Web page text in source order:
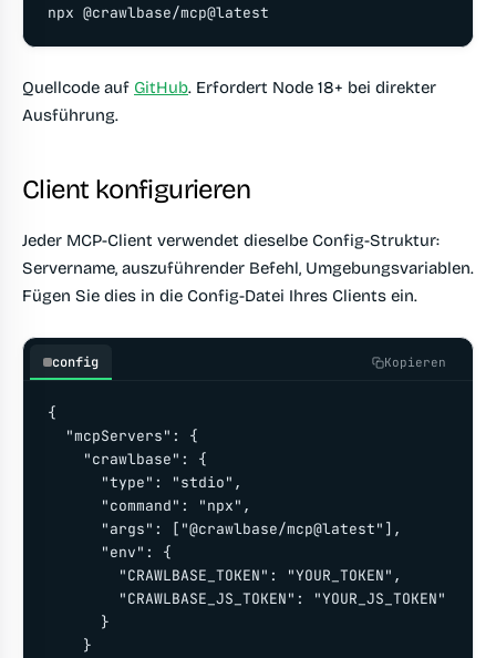
npx @crawlbase/mcp@latest
Quellcode auf GitHub. Erfordert Node 18+ bei direkter
Ausführung.
Client konfigurieren
Jeder MCP-Client verwendet dieselbe Config-Struktur:
Servername, auszuführender Befehl, Umgebungsvariablen.
Fügen Sie dies in die Config-Datei Ihres Clients ein.
config Kopieren
{
  "mcpServers": {
    "crawlbase": {
      "type": "stdio",
      "command": "npx",
      "args": ["@crawlbase/mcp@latest"],
      "env": {
        "CRAWLBASE_TOKEN": "YOUR_TOKEN",
        "CRAWLBASE_JS_TOKEN": "YOUR_JS_TOKEN"
      }
    }